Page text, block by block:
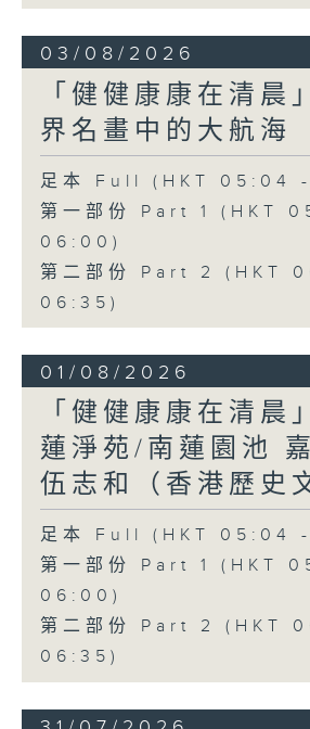
03/08/2026
「健健康康在清晨
界名畫中的大航海
足本 Full (HKT 05:04
第一部份 Part 1 (HKT
06:00)
第二部份 Part 2 (HKT
06:35)
01/08/2026
「健健康康在清晨
蓮淨苑/南蓮園池
伍志和（香港歷史
足本 Full (HKT 05:04
第一部份 Part 1 (HKT
06:00)
第二部份 Part 2 (HKT
06:35)